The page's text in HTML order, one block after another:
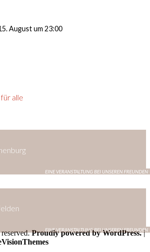
August um 23:00
alle
Proudly powered by WordPress. |